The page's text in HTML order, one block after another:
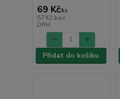
69 Kč/ks
57 Kč bez
DPH
Přidat do košíku